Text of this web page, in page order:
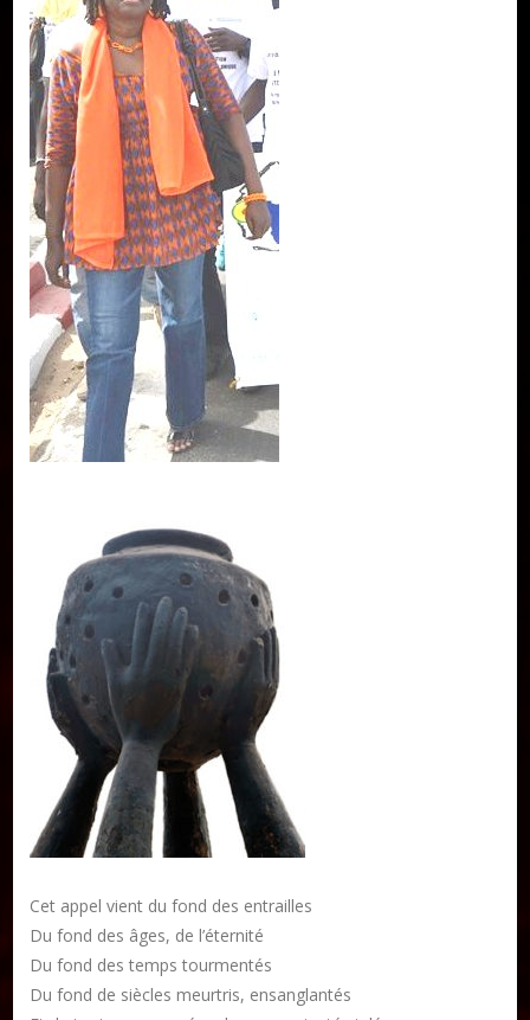
Collections
Formation en Édition Numérique
Les ateliers d’écriture littéraire
Mame Hulo
AUTEURS
Publier un article
Les ateliers d’écriture littéraire
Cet appel vient du fond des entrailles
Du fond des âges, de l’éternité
Du fond des temps tourmentés
Du fond de siècles meurtris, ensanglantés